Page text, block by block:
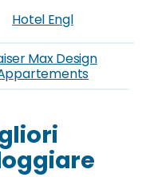
Hotel Engl
Max Design